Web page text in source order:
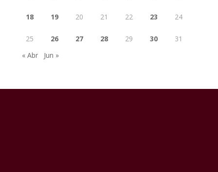
18 19 20 21 22 23 24
25 26 27 28 29 30
31
« Abr
Jun »